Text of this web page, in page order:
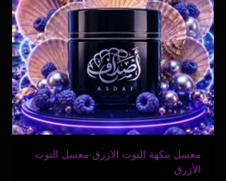
معسل بنكهة التوت الازرق-معسل التوت
الأزرق